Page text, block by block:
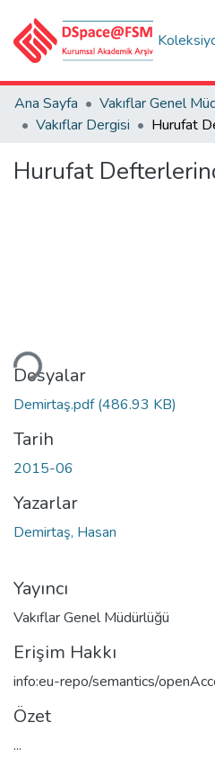
Ana Sayfa
Vakıflar Dergisi
Hurufat
Dosyalar
Demirtaş.pdf(486.93 KB)
Tarih
2015-06
Yazarlar
Demirtaş, Hasan
Yayıncı
Vakıflar Genel Müdürlüğü
Erişim Hakkı
info:eu-repo/semantics/
Özet
...